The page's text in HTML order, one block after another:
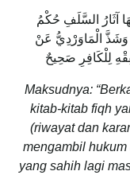
آثَارُ السَّلَفِ حُكْمُ
الْمَاوَرْدِيُّ عَنْ
لِلْكَافِرِ صَحِيحٌ
Maksudnya:
kitab-kitab fiqh
(riwayat dan
mengambil
yang sahih lagi